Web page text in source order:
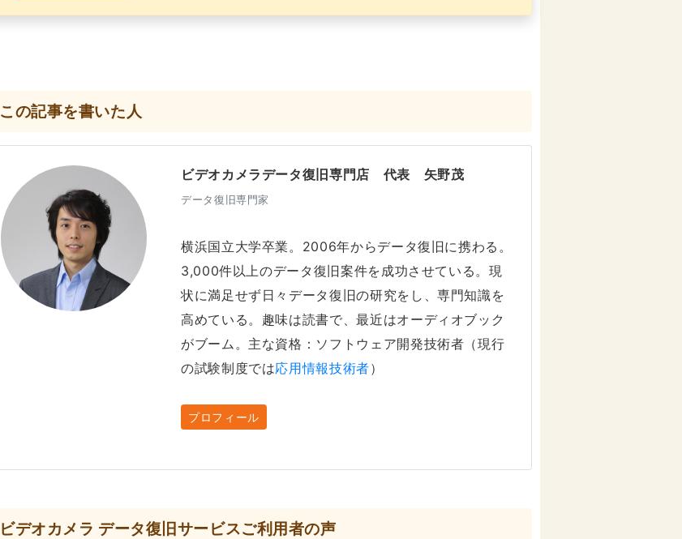
この記事を書いた人
ビデオカメラデータ復旧専門店 代表 矢野茂
データ復旧専門家
横浜国立大学卒業。2006年からデータ復旧に携わる。
3,000件以上のデータ復旧案件を成功させている。現
状に満足せず日々データ復旧の研究をし、専門知識を
高めている。趣味は読書で、最近はオーディオブック
がブーム。主な資格：ソフトウェア開発技術者（現行
の試験制度では応用情報技術者）
プロフィール
ビデオカメラ データ復旧サービスご利用者の声